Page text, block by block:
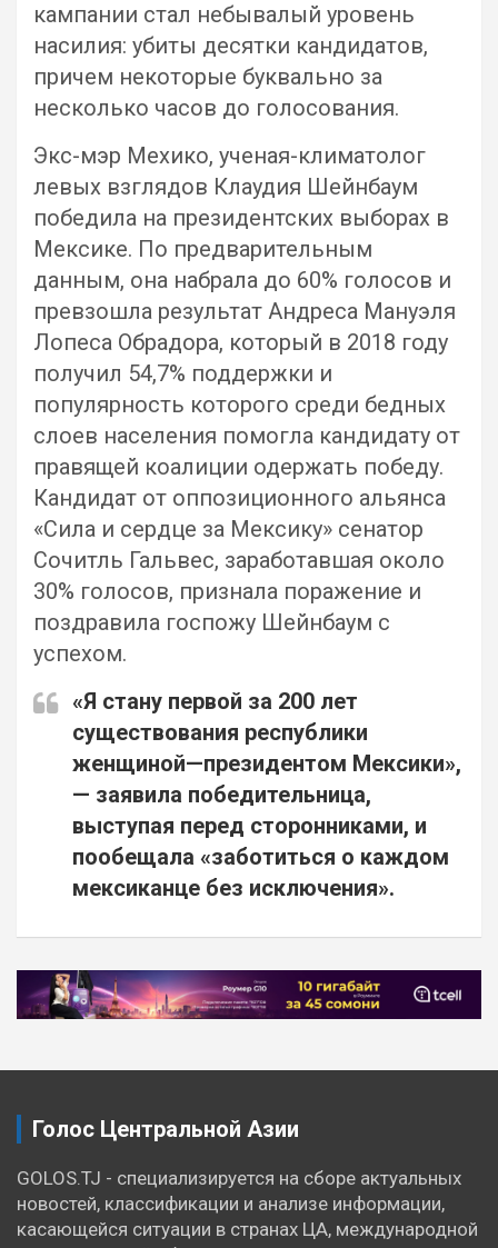
кампании стал небывалый уровень
насилия: убиты десятки кандидатов,
причем некоторые буквально за
несколько часов до голосования.
Экс-мэр Мехико, ученая-климатолог
левых взглядов Клаудия Шейнбаум
победила на президентских выборах в
Мексике. По предварительным
данным, она набрала до 60% голосов и
превзошла результат Андреса Мануэля
Лопеса Обрадора, который в 2018 году
получил 54,7% поддержки и
популярность которого среди бедных
слоев населения помогла кандидату от
правящей коалиции одержать победу.
Кандидат от оппозиционного альянса
«Сила и сердце за Мексику» сенатор
Сочитль Гальвес, заработавшая около
30% голосов, признала поражение и
поздравила госпожу Шейнбаум с
успехом.
«Я стану первой за 200 лет
существования республики
женщиной—президентом Мексики»,
— заявила победительница,
выступая перед сторонниками, и
пообещала «заботиться о каждом
мексиканце без исключения».
Навигация
по
Голос Центральной Азии
GOLOS.TJ - специализируется на сборе актуальных
новостей, классификации и анализе информации,
касающейся ситуации в странах ЦА, международной